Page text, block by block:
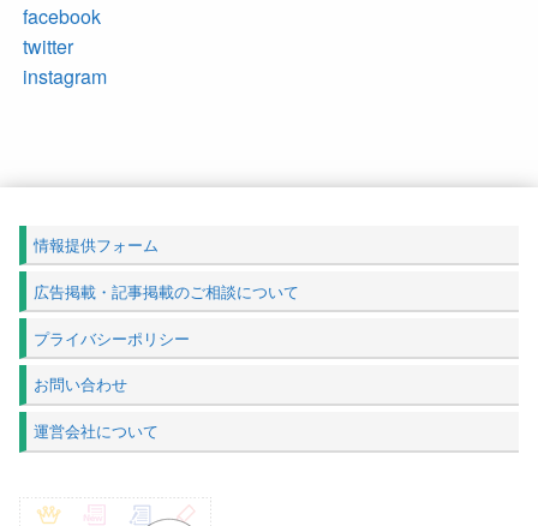
facebook
twitter
instagram
情報提供フォーム
広告掲載・記事掲載のご相談について
プライバシーポリシー
お問い合わせ
運営会社について